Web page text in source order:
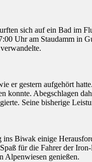
sich auf ein Bad im
Uhr am Staudamm in
er gestern aufgehört
konnte. Abegschlagen
Seine bisherige
Biwak einige
für die Fahrer der
Alpenwiesen genießen.